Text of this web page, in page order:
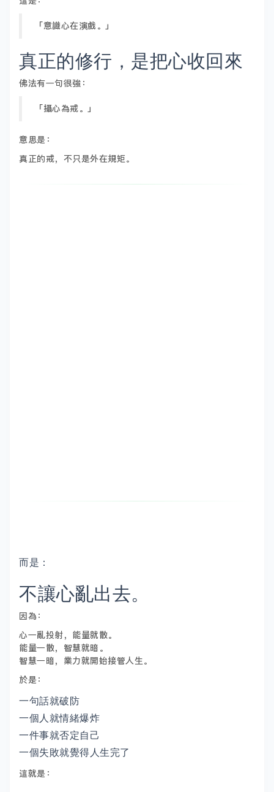
「意識心在演戲。」
真正的修行，是把心收回來
佛法有一句很強：
「攝心為戒。」
意思是：
真正的戒，不只是外在規矩。
而是：
不讓心亂出去。
因為：
心一亂投射，能量就散。
能量一散，智慧就暗。
智慧一暗，業力就開始接管人生。
於是：
一句話就破防
一個人就情緒爆炸
一件事就否定自己
一個失敗就覺得人生完了
這就是：